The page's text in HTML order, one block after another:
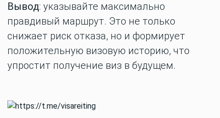
Вывод: указывайте максимально
правдивый маршрут. Это не только
снижает риск отказа, но и формирует
положительную визовую историю, что
упростит получение виз в будущем.